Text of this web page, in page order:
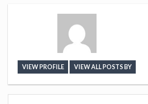
VIEW PROFILE VIEW ALL POSTS BY